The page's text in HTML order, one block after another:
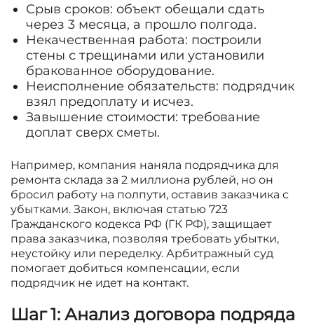
Срыв сроков: объект обещали сдать
через 3 месяца, а прошло полгода.
Некачественная работа: построили
стены с трещинами или установили
бракованное оборудование.
Неисполнение обязательств: подрядчик
взял предоплату и исчез.
Завышение стоимости: требование
доплат сверх сметы.
Например, компания наняла подрядчика для
ремонта склада за 2 миллиона рублей, но он
бросил работу на полпути, оставив заказчика с
убытками. Закон, включая статью 723
Гражданского кодекса РФ (ГК РФ), защищает
права заказчика, позволяя требовать убытки,
неустойку или переделку. Арбитражный суд
помогает добиться компенсации, если
подрядчик не идет на контакт.
Шаг 1: Анализ договора подряда